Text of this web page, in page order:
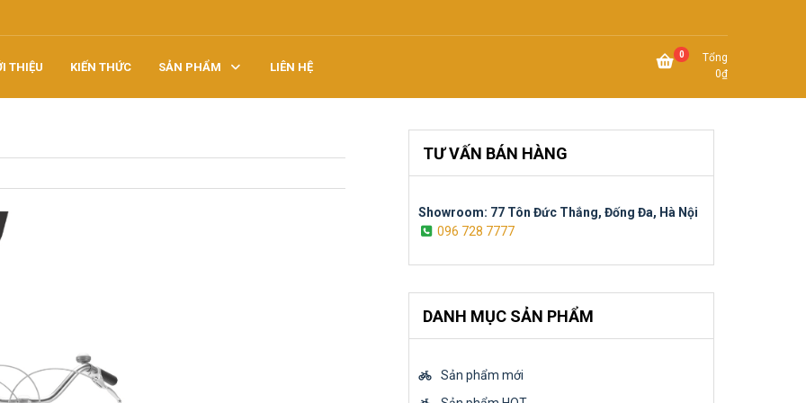
THIỆU KIẾN THỨC SẢN PHẨM LIÊN HỆ
0
Tổng
0₫
TƯ VẤN BÁN HÀNG
Showroom: 77 Tôn Đức Thắng, Đống Đa, Hà Nội
096 728 7777
DANH MỤC SẢN PHẨM
Sản phẩm mới